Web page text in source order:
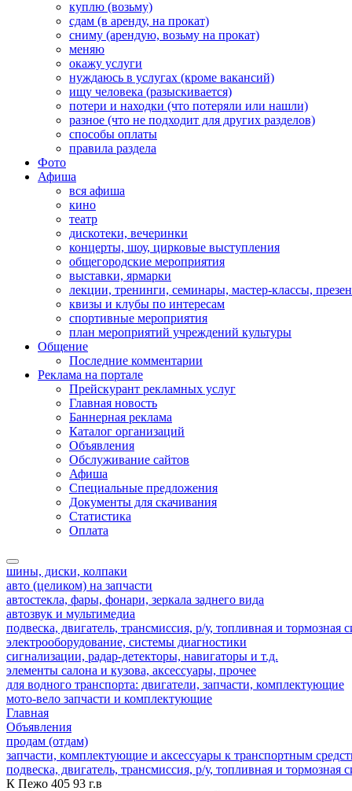
куплю (возьму)
сдам (в аренду, на прокат)
сниму (арендую, возьму на прокат)
меняю
окажу услуги
нуждаюсь в услугах (кроме вакансий)
ищу человека (разыскивается)
потери и находки (что потеряли или нашли)
разное (что не подходит для других разделов)
способы оплаты
правила раздела
Фото
Афиша
вся афиша
кино
театр
дискотеки, вечеринки
концерты, шоу, цирковые выступления
общегородские мероприятия
выставки, ярмарки
лекции, тренинги, семинары, мастер-классы,
квизы и клубы по интересам
спортивные мероприятия
план мероприятий учреждений культуры
Общение
Последние комментарии
Реклама на портале
Прейскурант рекламных услуг
Главная новость
Баннерная реклама
Каталог организаций
Объявления
Обслуживание сайтов
Афиша
Специальные предложения
Документы для скачивания
Статистика
Оплата
шины, диски, колпаки
авто (целиком) на запчасти
автостекла, фары, фонари, зеркала заднего вида
автозвук и мультимедиа
подвеска, двигатель, трансмиссия, р/у, топливная и тормозная
электрооборудование, системы диагностики
сигнализации, радар-детекторы, навигаторы и т.д.
элементы салона и кузова, аксессуары, прочее
для водного транспорта: двигатели, запчасти, комплектующие
мото-вело запчасти и комплектующие
Главная
Объявления
продам (отдам)
запчасти, комплектующие и аксессуары к транспортным
подвеска, двигатель, трансмиссия, р/у, топливная и тормозная
К Пежо 405 93 г.в